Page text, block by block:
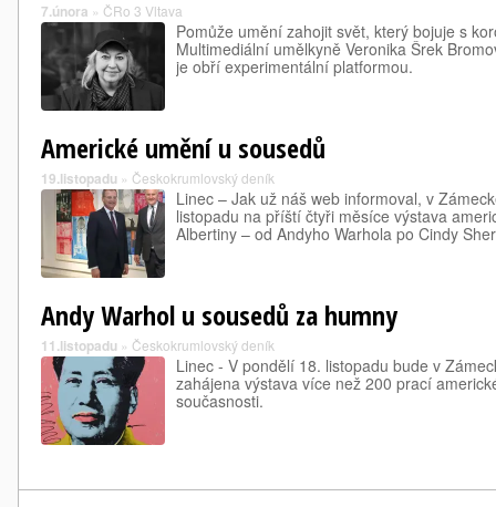
7.února » ČRo 3 Vltava
Pomůže umění zahojit svět, který bojuje s
Multimediální umělkyně Veronika Šrek
je obří experimentální platformou.
Americké umění u sousedů
19.listopadu » Českokrumlovský deník
Linec – Jak už náš web informoval, v
listopadu na příští čtyři měsíce výstava
Albertiny – od Andyho Warhola po Cindy
Andy Warhol u sousedů za humny
11.listopadu » Českokrumlovský deník
Linec - V pondělí 18. listopadu bude v
zahájena výstava více než 200 prací
současnosti.